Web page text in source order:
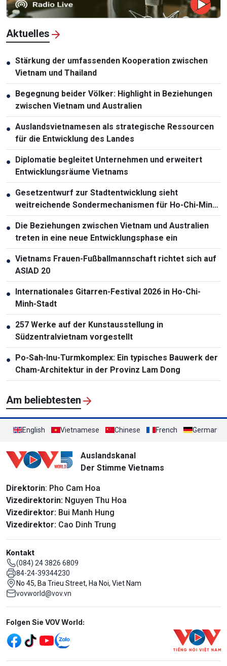
Aktuelles
● Stärkung der umfassenden Kooperation zwischen
Vietnam und Thailand
● Begegnung beider Völker: Highlight in Beziehungen
zwischen Vietnam und Australien
● Auslandsvietnamesen als strategische Ressourcen
für die Entwicklung des Landes
● Diplomatie begleitet Unternehmen und erweitert
Entwicklungsräume Vietnams
● Gesetzentwurf zur Stadtentwicklung sieht
weitreichende Sondermechanismen für Ho-Chi-Minh-
Stadt vor
● Die Beziehungen zwischen Vietnam und Australien
treten in eine neue Entwicklungsphase ein
● Vietnams Frauen-Fußballmannschaft richtet sich auf
ASIAD 20
● Internationales Gitarren-Festival 2026 in Ho-Chi-
Minh-Stadt
● 257 Werke auf der Kunstausstellung in
Südzentralvietnam vorgestellt
● Po-Sah-Inu-Turmkomplex: Ein typisches Bauwerk der
Cham-Architektur in der Provinz Lam Dong
Am beliebtesten
English Vietnamese Chinese French German
Auslandskanal
Der Stimme Vietnams
Direktorin: Pho Cam Hoa
Vizedirektorin: Nguyen Thu Hoa
Vizedirektor: Bui Manh Hung
Vizedirektor: Cao Dinh Trung
Kontakt
(084) 24 3826 6809
84-24-39344230
No 45, Ba Trieu Street, Ha Noi, Viet Nam
vovworld@vov.vn
Mạng xã hội
Folgen Sie VOV World: